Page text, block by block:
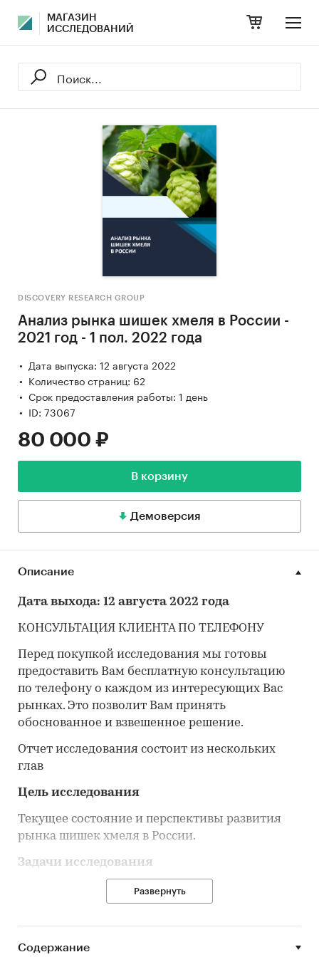
МАГАЗИН
ИССЛЕДОВАНИЙ
DISCOVERY RESEARCH GROUP
Анализ рынка шишек хмеля в России -
2021 год - 1 пол. 2022 года
Дата выпуска: 12 августа 2022
Количество страниц: 62
Срок предоставления работы: 1 день
ID: 73067
80 000 ₽
В корзину
Демоверсия
Описание
Дата выхода: 12 августа 2022 года
КОНСУЛЬТАЦИЯ КЛИЕНТА ПО ТЕЛЕФОНУ
Перед покупкой исследования мы готовы
предоставить Вам бесплатную консультацию
по телефону о каждом из интересующих Вас
рынках. Это позволит Вам принять
обоснованное и взвешенное решение.
Отчет исследования состоит из нескольких
глав
Цель исследования
Текущее состояние и перспективы развития
рынка шишек хмеля в России.
Задачи исследования
Объем, темпы роста и динамика развития
рынка шишек хмеля в России.
Объем производства шишек хмеля в России.
Развернуть
Содержание